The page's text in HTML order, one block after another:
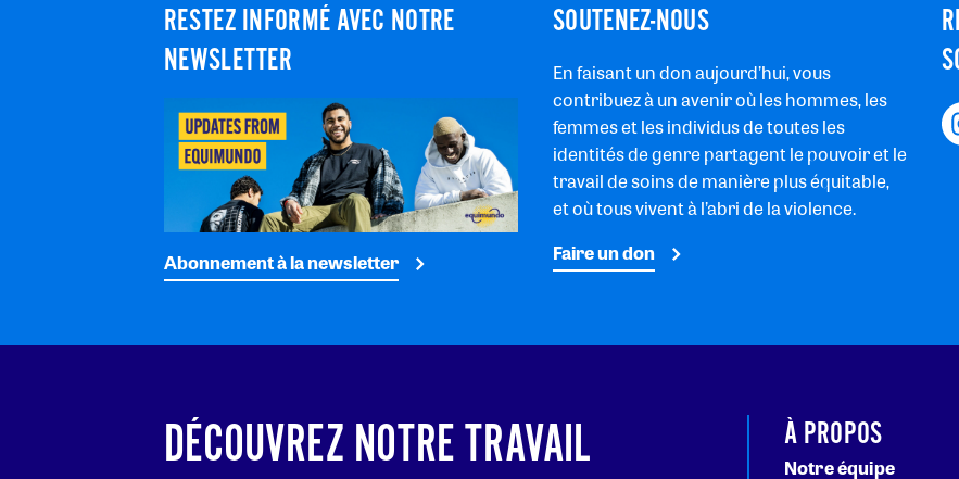
RESTEZ INFORMÉ AVEC NOTRE
NEWSLETTER
Abonnement à la newsletter
SOUTENEZ-NOUS
En faisant un don aujourd’hui, vous
contribuez à un avenir où les hommes, les
femmes et les individus de toutes les
identités de genre partagent le pouvoir et le
travail de soins de manière plus équitable,
et où tous vivent à l’abri de la violence.
Faire un don
DÉCOUVREZ NOTRE TRAVAIL À PROPOS
Notre équipe